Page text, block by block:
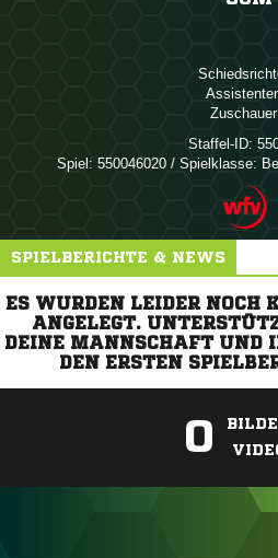
Staffel-ID:
Spiel: 550046020 / Spielklasse:
SPIELBERICHTE & NEWS
ES WURDEN LEIDER NOCH
ANGELEGT.
DEINE MANNSCHAFT UND
DEN ERSTEN
0